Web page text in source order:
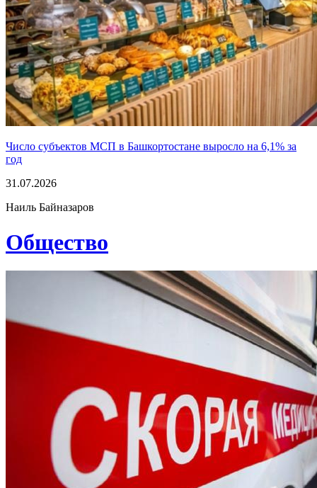
Число субъектов МСП в Башкортостане выросло на 6,1% за
год
31.07.2026
Наиль Байназаров
Общество